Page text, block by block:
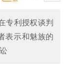
专利授权谈判
表示和魅族的